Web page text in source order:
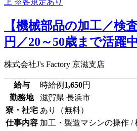
【機械部品の加工／検
円／20～50歳まで活躍
株式会社J's Factory 京滋支店
給与 時給例 1,650円
勤務地
滋賀県 長浜市
寮・社宅 あり（無料）
仕事内容 加工・製造マシンの操作 /